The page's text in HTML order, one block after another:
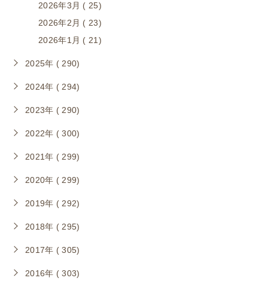
2026年3月 ( 25)
2026年2月 ( 23)
2026年1月 ( 21)
2025年 ( 290)
2024年 ( 294)
2023年 ( 290)
2022年 ( 300)
2021年 ( 299)
2020年 ( 299)
2019年 ( 292)
2018年 ( 295)
2017年 ( 305)
2016年 ( 303)